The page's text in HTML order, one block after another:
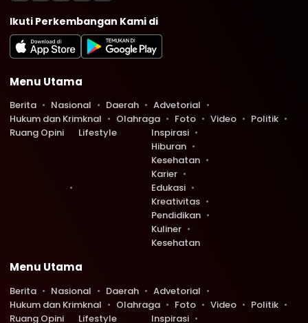
Ikuti Perkembangan Kami di
Menu Utama
Berita Nasional Daerah
Advetorial
Hukum dan Krimknal
Olahraga Foto Video
Politik
Ruang Opini
Lifestyle
Inspirasi
Hiburan
Kesehatan
Karier
Edukasi
Kreativitas
Pendidikan
Kuliner
Kesehatan
Menu Utama
Berita Nasional Daerah
Advetorial
Hukum dan Krimknal
Olahraga Foto Video
Politik
Ruang Opini
Lifestyle Inspirasi